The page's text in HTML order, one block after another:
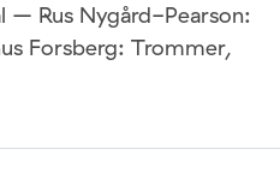
– Rus Nygård-Pearson:
Forsberg: Trommer,